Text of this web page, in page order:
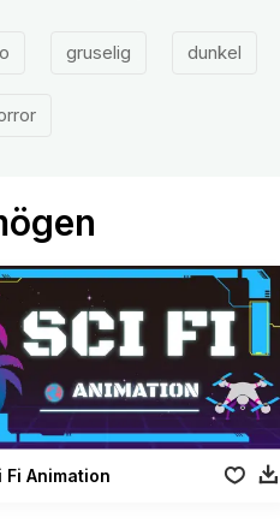
gruselig dunkel
Fi Animation